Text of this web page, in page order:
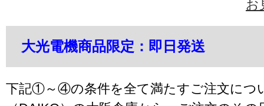
お
大光電機商品限定：即日発送
下記①～④の条件を全て満たすご注文につ